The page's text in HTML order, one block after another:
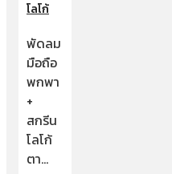
โลโก้
พัดลม
มือถือ
พกพา
+
สกรีน
โลโก้
ตา…